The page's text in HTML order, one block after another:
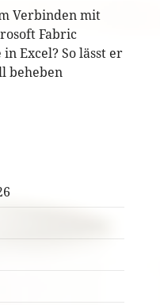
Verbinden mit
Fabric
Excel? So lässt er
beheben